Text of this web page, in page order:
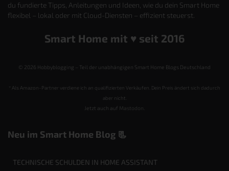
du fundierte Tipps, Anleitungen und Ideen, wie du dein Smart Home
flexibel – lokal oder mit Cloud-Diensten – effizient steuerst.
Smart Home mit ♥️ seit 2016
© 2026 Hobbyblogging – Teil der unabhängigen Smart Home Blogs Deutschland
* Als Amazon-Partner verdiene ich an qualifizierten Verkäufen. Dein Preis ändert sich dadurch
aber nicht.
Jetzt auch auf
Mastodon
Neu im Smart Home Blog 📃
TECHNISCHE SCHULDEN IN HOME ASSISTANT